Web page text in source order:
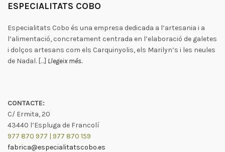
ESPECIALITATS COBO
Especialitats Cobo és una empresa dedicada a l’artesania i a
l’alimentació, concretament centrada en l’elaboració de galetes
i dolços artesans com els Carquinyolis, els Marilyn’s i les neules
de Nadal. […] Llegeix més.
CONTACTE:
C/ Ermita, 20
43440 l’Espluga de Francolí
977 870 977 | 977 870 159
fabrica@especialitatscobo.es